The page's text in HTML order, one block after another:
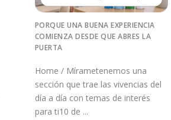
PORQUE UNA BUENA EXPERIENCIA
COMIENZA DESDE QUE ABRES LA
PUERTA
Home / Mírametenemos una
sección que trae las vivencias del
día a día con temas de interés
para ti10 de ...